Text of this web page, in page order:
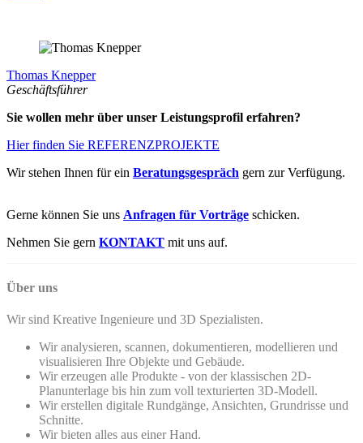
Thomas Knepper
Geschäftsführer
Sie wollen mehr über unser Leistungsprofil erfahren?
Hier finden Sie REFERENZPROJEKTE
Wir stehen Ihnen für ein Beratungsgespräch gern zur Verfügung.
Gerne können Sie uns Anfragen für Vorträge schicken.
Nehmen Sie gern KONTAKT mit uns auf.
Über uns
Wir sind Kreative Ingenieure und 3D Spezialisten.
Wir analysieren, scannen, dokumentieren, modellieren und
visualisieren Ihre Objekte und Gebäude.
Wir erzeugen alle Produkte - von der klassischen 2D-
Planunterlage bis hin zum voll texturierten 3D-Modell.
Wir erstellen digitale Rundgänge, Ansichten, Grundrisse und
Schnitte.
Wir bieten alles aus einer Hand.